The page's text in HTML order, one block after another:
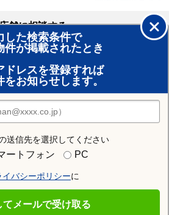
した検索条件で
件が掲載されたとき
ドレスを登録すれば
をお知らせします。
送信先を選択してください
ートフォン PC
イバシーポリシーに
てメールで受け取る
舗に相談する
市の情報を見る